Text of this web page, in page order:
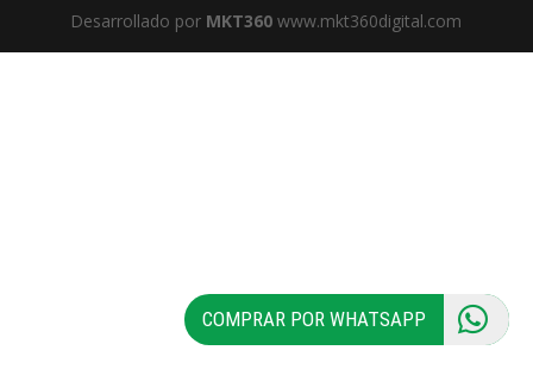
Desarrollado por MKT360 www.mkt360digital.com
COMPRAR POR WHATSAPP